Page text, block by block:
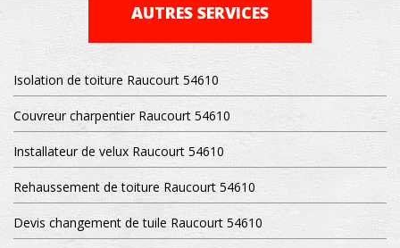
AUTRES SERVICES
Isolation de toiture Raucourt 54610
Couvreur charpentier Raucourt 54610
Installateur de velux Raucourt 54610
Rehaussement de toiture Raucourt 54610
Devis changement de tuile Raucourt 54610